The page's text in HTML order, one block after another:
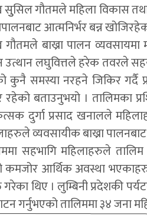
सुुसिल गौतमले महिला विकास
आत्मनिर्भर बन्न
गौतमले बाख्रा पालन
उत्थान लघुवित्तले हरेक तवरले
कुनै समस्या नरहने जिकिर
रहेको बताउनुभयो । तालिमका
दुर्गा प्रसाद खनालले
व्यवसायीक बाख्रा
सहभागि महिलाहरुले
कमजोर आर्थिक अवस्था
थिए । लुम्बिनी प्रदेशकी
गर्नुभएको तालिममा ३४ जना